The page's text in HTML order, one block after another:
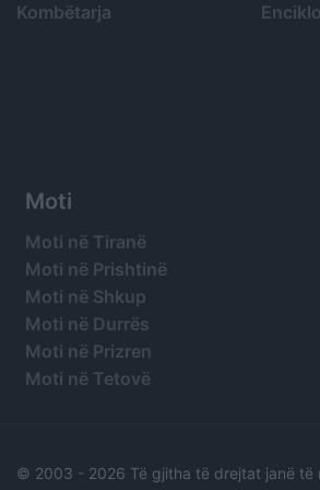
Kombëtarja
Moti
Moti në Tiranë
Moti në Prishtinë
Moti në Shkup
Moti në Durrës
Moti në Prizren
Moti në Tetovë
© 2003 - 2026 Të gjitha të drejtat janë të